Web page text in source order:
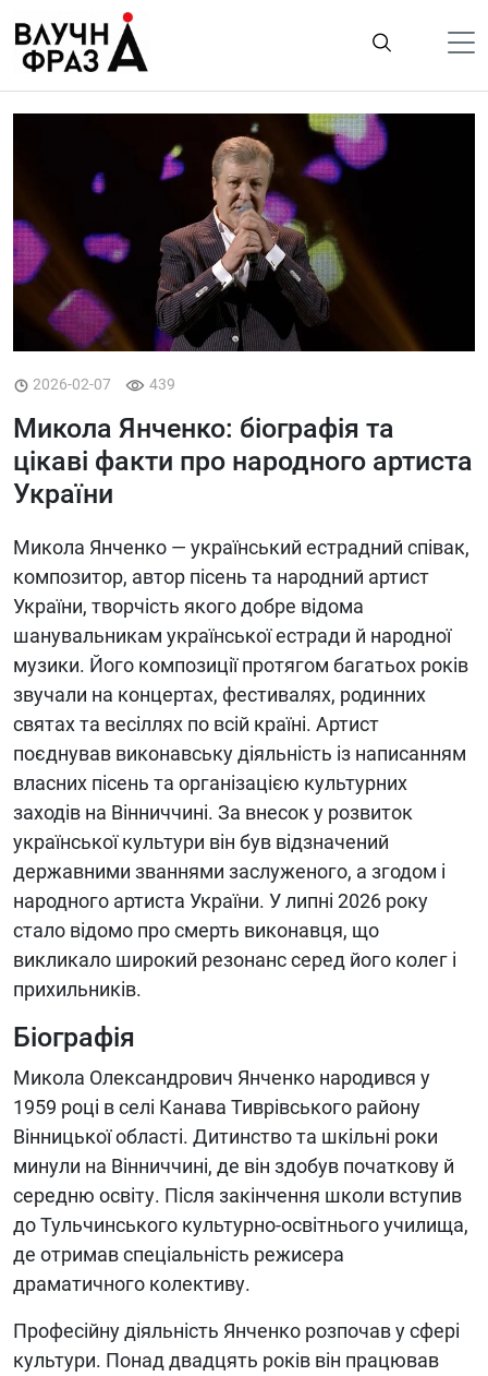
содержимому
Лайфстайл
ТехноНаука
Людина
Про нас
2026-02-07 439
Микола Янченко: біографія та
цікаві факти про народного артиста
України
Микола Янченко — український естрадний співак,
композитор, автор пісень та народний артист
України, творчість якого добре відома
шанувальникам української естради й народної
музики. Його композиції протягом багатьох років
звучали на концертах, фестивалях, родинних
святах та весіллях по всій країні. Артист
поєднував виконавську діяльність із написанням
власних пісень та організацією культурних
заходів на Вінниччині. За внесок у розвиток
української культури він був відзначений
державними званнями заслуженого, а згодом і
народного артиста України. У липні 2026 року
стало відомо про смерть виконавця, що
викликало широкий резонанс серед його колег і
прихильників.
Біографія
Микола Олександрович Янченко народився у
1959 році в селі Канава Тиврівського району
Вінницької області. Дитинство та шкільні роки
минули на Вінниччині, де він здобув початкову й
середню освіту. Після закінчення школи вступив
до Тульчинського культурно-освітнього училища,
де отримав спеціальність режисера
драматичного колективу.
Професійну діяльність Янченко розпочав у сфері
культури. Понад двадцять років він працював